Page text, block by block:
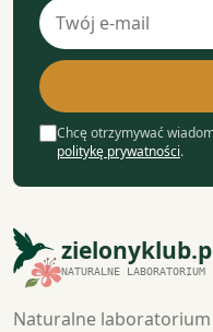
Adres
e-
mail
Chcę otrzymywać
politykę prywatności.
NATURALNE LABORATORIUM
Naturalne